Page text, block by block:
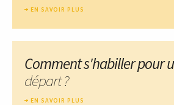
EN SAVOIR PLUS
Comment s'habiller pour
départ ?
EN SAVOIR PLUS